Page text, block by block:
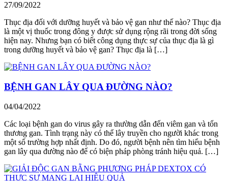
27/09/2022
Thục địa đối với dưỡng huyết và bảo vệ gan như thế nào? Thục địa
là một vị thuốc trong đông y được sử dụng rộng rãi trong đời sống
hiện nay. Nhưng bạn có biết công dụng thực sự của thục địa là gì
trong dưỡng huyết và bảo vệ gan? Thục địa là […]
BỆNH GAN LÂY QUA ĐƯỜNG NÀO?
04/04/2022
Các loại bệnh gan do virus gây ra thường dẫn đến viêm gan và tổn
thương gan. Tình trạng này có thể lây truyền cho người khác trong
một số trường hợp nhất định. Do đó, người bệnh nên tìm hiểu bệnh
gan lây qua đường nào để có biện pháp phòng tránh hiệu quả. […]